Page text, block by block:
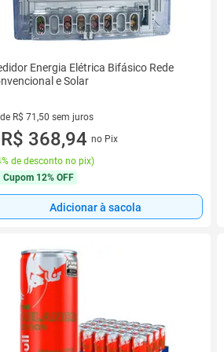
Energia Elétrica Bifásico Rede
e Solar
R$ 71,50 sem juros
de R$ 71,50 sem juros
R$ 368,94 no Pix
de desconto no pix)
Cupom 12% OFF
Adicionar à sacola